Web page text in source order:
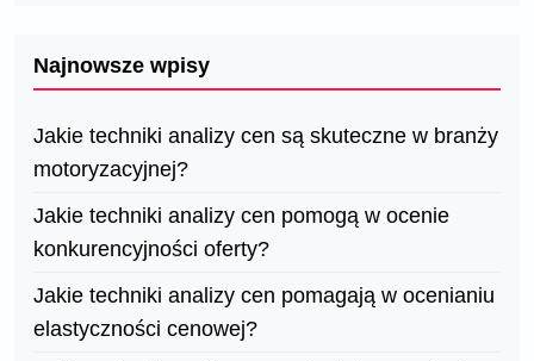
Najnowsze wpisy
Jakie techniki analizy cen są skuteczne w branży
motoryzacyjnej?
Jakie techniki analizy cen pomogą w ocenie
konkurencyjności oferty?
Jakie techniki analizy cen pomagają w ocenianiu
elastyczności cenowej?